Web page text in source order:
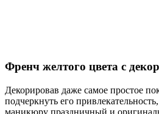
Френч желтого цвета с
Декорировав даже самое простое
подчеркнуть его
маникюру праздничный и